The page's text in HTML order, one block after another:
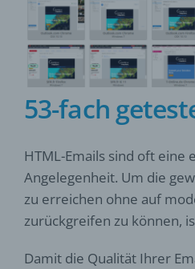
53-fach
HTML-Emails sind oft eine
Angelegenheit. Um die
zu erreichen ohne auf
zurückgreifen zu können,
Damit die Qualität Ihrer